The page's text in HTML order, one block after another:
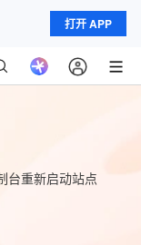
打开 APP
台重新启动站点